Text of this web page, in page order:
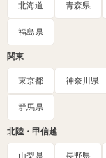
北海道 青森県
福島県
関東
東京都 神奈川県
群馬県
北陸・甲信越